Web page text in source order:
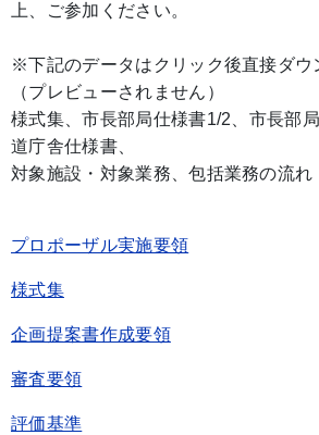
上、ご参加ください。
※下記のデータはクリック後直接ダウ
（プレビューされません）
様式集、市長部局仕様書1/2、市長部
道庁舎仕様書、
対象施設・対象業務、包括業務の流れ
プロポーザル実施要領
様式集
企画提案書作成要領
審査要領
評価基準